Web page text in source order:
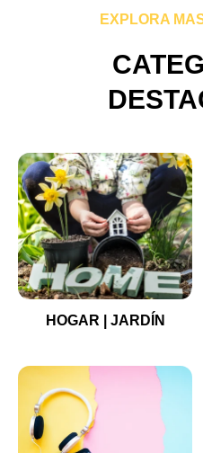
EXPLORA
HOGAR | JARDÍN